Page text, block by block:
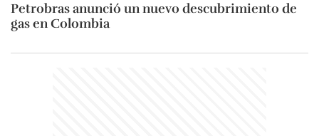
Petrobras anunció un nuevo descubrimiento de
gas en Colombia